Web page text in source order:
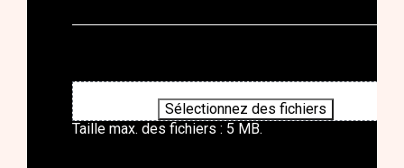
Sélectionnez des fichiers
Taille max. des fichiers : 5 MB.